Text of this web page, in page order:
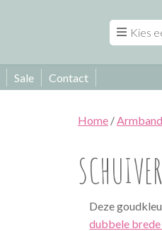
Kies
Sale Contact
Home /
Deze
dubbele brede